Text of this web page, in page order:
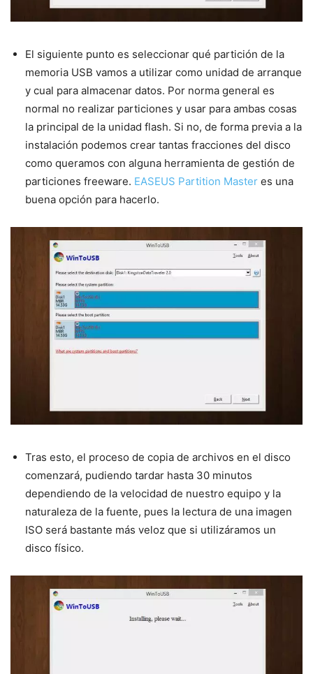
El siguiente punto es seleccionar qué partición de la
memoria USB vamos a utilizar como unidad de arranque
y cual para almacenar datos. Por norma general es
normal no realizar particiones y usar para ambas cosas
la principal de la unidad flash. Si no, de forma previa a la
instalación podemos crear tantas fracciones del disco
como queramos con alguna herramienta de gestión de
particiones freeware. EASEUS Partition Master es una
buena opción para hacerlo.
Tras esto, el proceso de copia de archivos en el disco
comenzará, pudiendo tardar hasta 30 minutos
dependiendo de la velocidad de nuestro equipo y la
naturaleza de la fuente, pues la lectura de una imagen
ISO será bastante más veloz que si utilizáramos un
disco físico.